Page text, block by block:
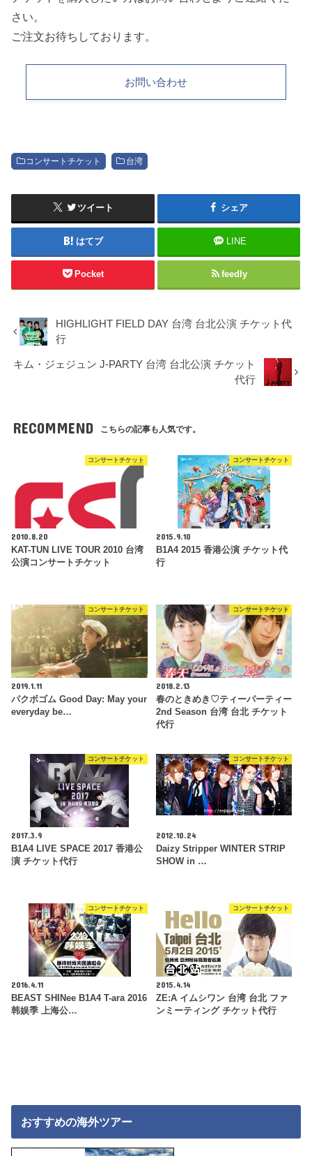
さい。
ご注文お待ちしております。
お問い合わせ
コンサートチケット 台湾
ツイート シェア
はてブ LINE
Pocket feedly
HIGHLIGHT FIELD DAY 台湾 台北公演 チケット代
行
キム・ジェジュン J-PARTY 台湾 台北公演 チケット
代行
RECOMMEND こちらの記事も人気です。
コンサートチケット
2010.8.20
KAT-TUN LIVE TOUR 2010 台湾
公演コンサートチケット
コンサートチケット
2015.9.10
B1A4 2015 香港公演 チケット代
行
コンサートチケット
2019.1.11
パクボゴム Good Day: May your
everyday be…
コンサートチケット
2018.2.13
春のときめき♡ティーパーティー
2nd Season 台湾 台北 チケット
代行
コンサートチケット
2017.3.9
B1A4 LIVE SPACE 2017 香港公
演 チケット代行
コンサートチケット
2012.10.24
Daizy Stripper WINTER STRIP
SHOW in …
コンサートチケット
2016.4.11
BEAST SHINee B1A4 T-ara 2016
韩娱季 上海公…
コンサートチケット
2015.4.14
ZE:A イムシワン 台湾 台北 ファ
ンミーティング チケット代行
おすすめの海外ツアー